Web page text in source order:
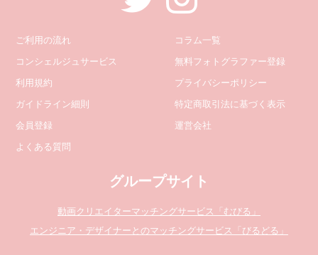
ご利用の流れ
コンシェルジュサービス
利用規約
ガイドライン細則
会員登録
よくある質問
コラム一覧
無料フォトグラファー登録
プライバシーポリシー
特定商取引法に基づく表示
運営会社
グループサイト
動画クリエイターマッチングサービス「むびる」
エンジニア・デザイナーとのマッチングサービス「びるどる」